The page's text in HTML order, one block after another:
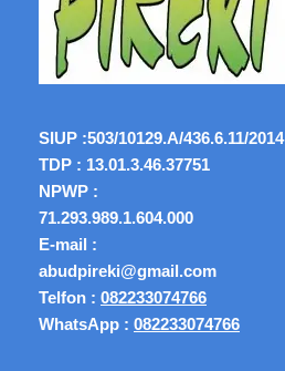
SIUP :503/10129.A/436.6.11/2014
TDP : 13.01.3.46.37751
NPWP :
71.293.989.1.604.000
E-mail :
abudpireki@gmail.com
Telfon : 082233074766
WhatsApp : 082233074766